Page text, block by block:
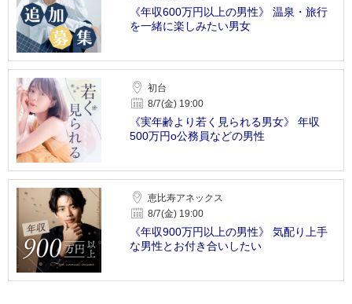
《年収600万円以上の男性》 温泉・旅行
を一緒に楽しみたい男女
初台
8/7(金) 19:00
《実年齢より若く見られる男女》 年収
500万円o公務員などの男性
恵比寿アネックス
8/7(金) 19:00
《年収900万円以上の男性》 気配り上手
な男性とお付き合いしたい